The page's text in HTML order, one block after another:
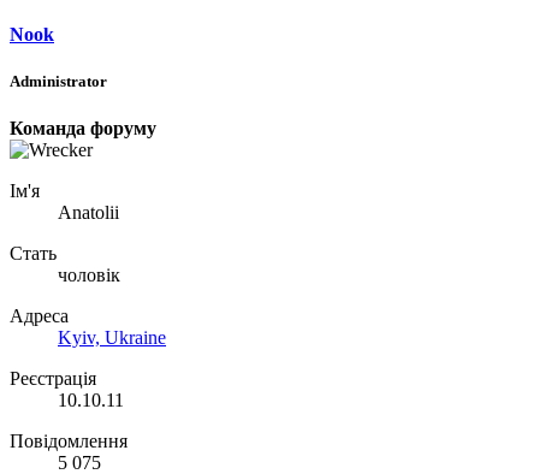
Nook
Administrator
Команда форуму
Ім'я
Anatolii
Стать
чоловік
Адреса
Kyiv, Ukraine
Реєстрація
10.10.11
Повідомлення
5 075